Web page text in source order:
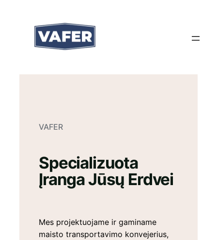
VAFER
Specializuota
Įranga Jūsų Erdvei
Mes projektuojame ir gaminame
maisto transportavimo konvejerius,